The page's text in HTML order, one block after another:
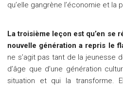
qu’elle gangrène l’économie et la
La troisième leçon est qu’en se
nouvelle génération a repris le
ne s’agit pas tant de la jeunesse
d’âge que d’une génération
situation et qui la transforme.